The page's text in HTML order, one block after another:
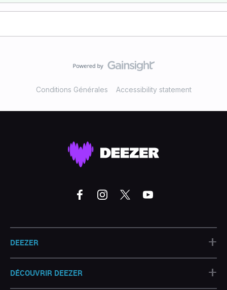
Conditions Générales Accessibility statement
DEEZER +
DÉCOUVRIR DEEZER +